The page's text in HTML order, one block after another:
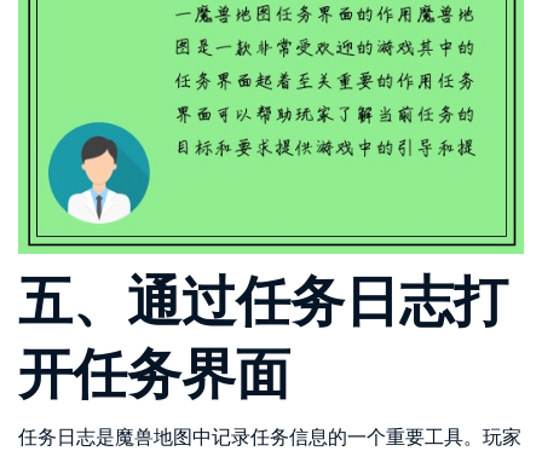
五、通过任务日志打
开任务界面
任务日志是魔兽地图中记录任务信息的一个重要工具。玩家